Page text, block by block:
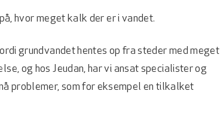
hvor meget kalk der er i vandet.
grundvandet hentes op fra steder med meget
og hos Jeudan, har vi ansat specialister og
problemer, som for eksempel en tilkalket